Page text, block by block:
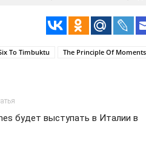
To Timbuktu The Principle Of Moments
будет выступать в Италии в